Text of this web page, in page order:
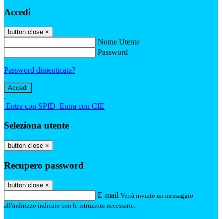
Accedi
button close ×
Nome Utente
Password
Password dimenticata?
-
Entra con SPID Entra con CIE
Seleziona utente
button close ×
Recupero password
button close ×
E-mail Verrà inviato un messaggio
all'indirizzo indicato con le istruzioni necessarie.